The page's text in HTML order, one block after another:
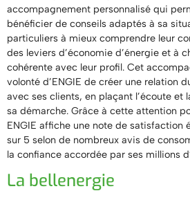
accompagnement personnalisé qui
bénéficier de conseils adaptés à sa
particuliers à mieux comprendre leur
des leviers d’économie d’énergie et à
cohérente avec leur profil. Cet
volonté d’ENGIE de créer une relation
avec ses clients, en plaçant l’écoute
sa démarche. Grâce à cette attention
ENGIE affiche une note de satisfaction
sur 5 selon de nombreux avis de
la confiance accordée par ses millions
La bellenergie